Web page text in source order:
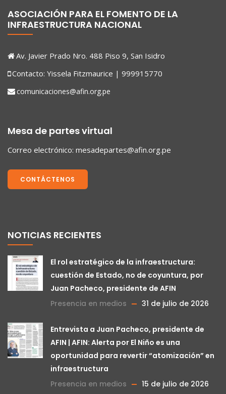
ASOCIACIÓN PARA EL FOMENTO DE LA
INFRAESTRUCTURA NACIONAL
Av. Javier Prado Nro. 488 Piso 9, San Isidro
Contacto: Yissela Fitzmaurice | 999915770
comunicaciones@afin.org.pe
Mesa de partes virtual
Correo electrónico: mesadepartes@afin.org.pe
CONTÁCTENOS
NOTICIAS RECIENTES
El rol estratégico de la infraestructura:
cuestión de Estado, no de coyuntura, por
Juan Pacheco, presidente de AFIN
Presencia en medios
31 de julio de 2026
Entrevista a Juan Pacheco, presidente de
AFIN | AFIN: Alerta por El Niño es una
oportunidad para revertir “atomización” en
infraestructura
Presencia en medios
15 de julio de 2026